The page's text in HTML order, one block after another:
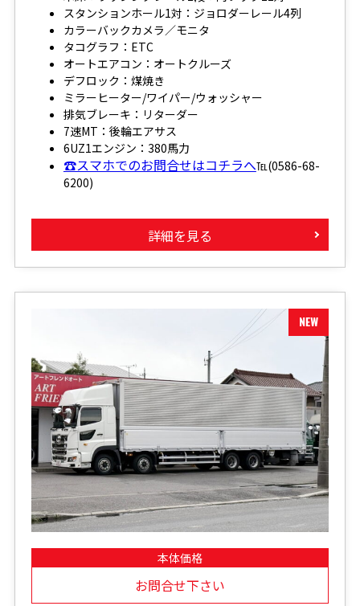
スタンションホール1対：ジョロダーレール4列
カラーバックカメラ／モニタ
タコグラフ：ETC
オートエアコン：オートクルーズ
デフロック：煤焼き
ミラーヒーター/ワイパー/ウォッシャー
排気ブレーキ：リターダー
7速MT：後輪エアサス
6UZ1エンジン：380馬力
☎スマホでのお問合せはコチラへ℡(0586-68-
6200)
詳細を見る
本体価格
お問合せ下さい